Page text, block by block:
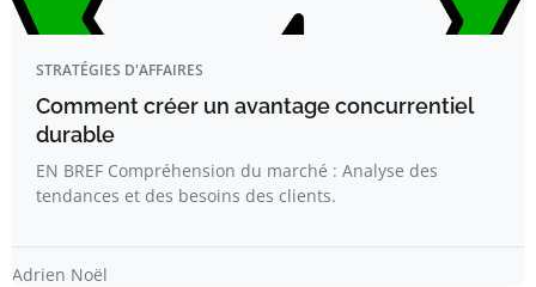
STRATÉGIES D'AFFAIRES
Comment créer un avantage concurrentiel
durable
EN BREF Compréhension du marché : Analyse des
tendances et des besoins des clients.
Adrien Noël